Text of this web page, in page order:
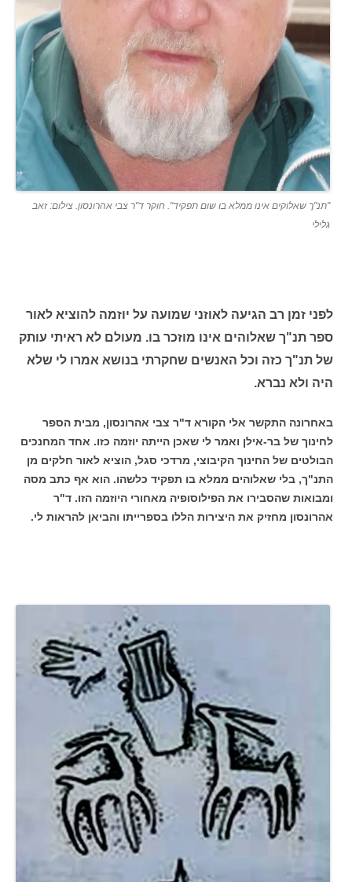
"תנ"ך שאלוקים אינו ממלא בו שום תפקיד". חוקר ד"ר צבי אהרונסון. צילום: זאב
גלילי
לפני זמן רב הגיעה לאוזני שמועה על יוזמה להוציא לאור
ספר תנ"ך שאלוהים אינו מוזכר בו. מעולם לא ראיתי עותק
של תנ"ך כזה וכל האנשים שחקרתי בנושא אמרו לי שלא
היה ולא נברא.
באחרונה התקשר אלי הקורא ד"ר צבי אהרונסון, מבית הספר
לחינוך של בר-אילן ואמר לי שאכן הייתה יוזמה כזו. אחד המחנכים
הבולטים של החינוך הקיבוצי, מרדכי סגל, הוציא לאור חלקים מן
התנ"ך, בלי שאלוהים ממלא בו תפקיד כלשהו. הוא אף כתב מסה
ומבואות שהסבירו את הפילוסופיה מאחורי היוזמה הזו. ד"ר
אהרונסון מחזיק את היצירות הללו בספרייתו והביאן להראות לי.